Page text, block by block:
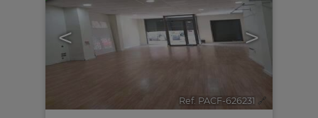
< >
Ref. PACF-626231 🔗